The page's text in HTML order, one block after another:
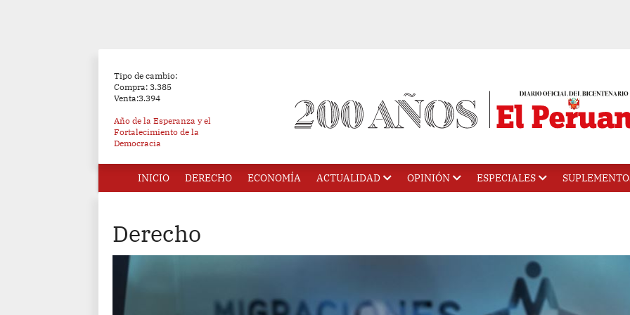
Tipo de cambio:
Compra: 3.385
Venta:3.394
Año de la Esperanza y el
Fortalecimiento de la
Democracia
INICIO DERECHO ECONOMÍA ACTUALIDAD OPINIÓN ESPECIALES
Derecho